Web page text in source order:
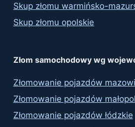
Skup złomu warmińsko-
Skup złomu opolskie
Złom samochodowy wg
Złomowanie pojazdów
Złomowanie pojazdów
Złomowanie pojazdów łódzkie